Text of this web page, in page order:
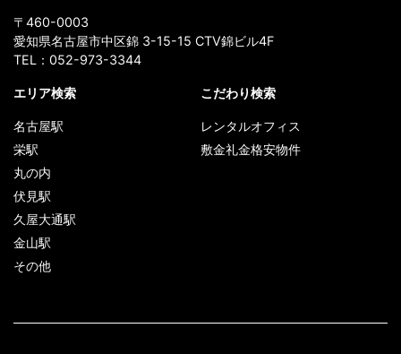
〒460-0003
愛知県名古屋市中区錦 3-15-15 CTV錦ビル4F
TEL： 052-973-3344
エリア検索
名古屋駅
栄駅
丸の内
伏見駅
久屋大通駅
金山駅
その他
こだわり検索
レンタルオフィス
敷金礼金格安物件